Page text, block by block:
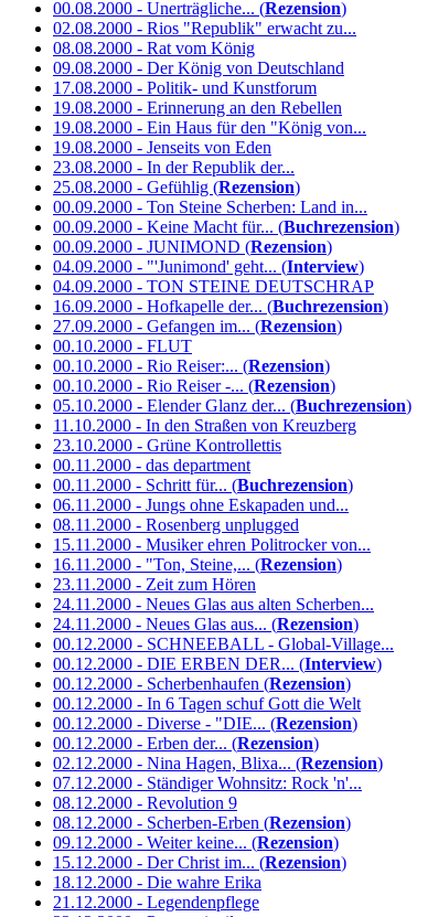
00.08.2000 - Unerträgliche... (Rezension)
02.08.2000 - Rios "Republik" erwacht zu...
08.08.2000 - Rat vom König
09.08.2000 - Der König von Deutschland
17.08.2000 - Politik- und Kunstforum
19.08.2000 - Erinnerung an den Rebellen
19.08.2000 - Ein Haus für den "König von...
19.08.2000 - Jenseits von Eden
23.08.2000 - In der Republik der...
25.08.2000 - Gefühlig (Rezension)
00.09.2000 - Ton Steine Scherben: Land in...
00.09.2000 - Keine Macht für... (Buchrezension)
00.09.2000 - JUNIMOND (Rezension)
04.09.2000 - "'Junimond' geht... (Interview)
04.09.2000 - TON STEINE DEUTSCHRAP
16.09.2000 - Hofkapelle der... (Buchrezension)
27.09.2000 - Gefangen im... (Rezension)
00.10.2000 - FLUT
00.10.2000 - Rio Reiser:... (Rezension)
00.10.2000 - Rio Reiser -... (Rezension)
05.10.2000 - Elender Glanz der... (Buchrezension)
11.10.2000 - In den Straßen von Kreuzberg
23.10.2000 - Grüne Kontrollettis
00.11.2000 - das department
00.11.2000 - Schritt für... (Buchrezension)
06.11.2000 - Jungs ohne Eskapaden und...
08.11.2000 - Rosenberg unplugged
15.11.2000 - Musiker ehren Politrocker von...
16.11.2000 - "Ton, Steine,... (Rezension)
23.11.2000 - Zeit zum Hören
24.11.2000 - Neues Glas aus alten Scherben...
24.11.2000 - Neues Glas aus... (Rezension)
00.12.2000 - SCHNEEBALL - Global-Village...
00.12.2000 - DIE ERBEN DER... (Interview)
00.12.2000 - Scherbenhaufen (Rezension)
00.12.2000 - In 6 Tagen schuf Gott die Welt
00.12.2000 - Diverse - "DIE... (Rezension)
00.12.2000 - Erben der... (Rezension)
02.12.2000 - Nina Hagen, Blixa... (Rezension)
07.12.2000 - Ständiger Wohnsitz: Rock 'n'...
08.12.2000 - Revolution 9
08.12.2000 - Scherben-Erben (Rezension)
09.12.2000 - Weiter keine... (Rezension)
15.12.2000 - Der Christ im... (Rezension)
18.12.2000 - Die wahre Erika
21.12.2000 - Legendenpflege